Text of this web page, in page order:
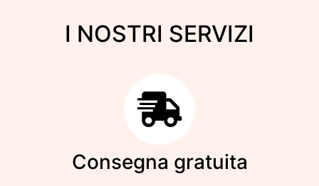
I NOSTRI SERVIZI
Consegna gratuita